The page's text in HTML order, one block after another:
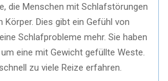
die Menschen mit Schlafstörungen
Dies gibt ein Gefühl von
Schlafprobleme mehr. Sie haben
eine mit Gewicht gefüllte Weste.
zu viele Reize erfahren.